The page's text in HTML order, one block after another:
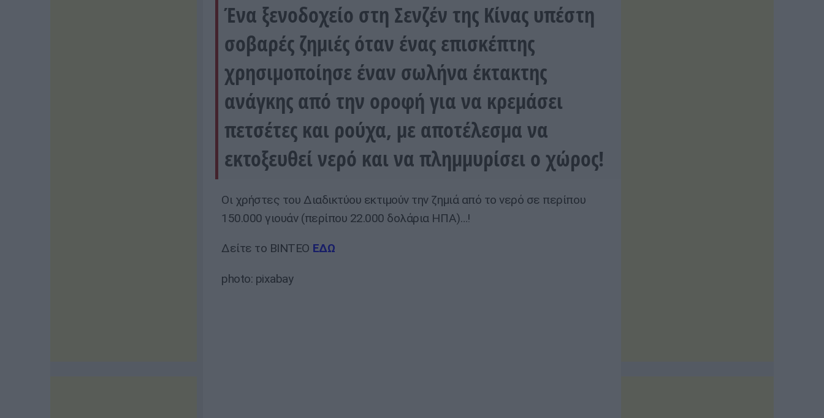
Ένα ξενοδοχείο στη Σενζέν της Κίνας υπέστη
σοβαρές ζημιές όταν ένας επισκέπτης
χρησιμοποίησε έναν σωλήνα έκτακτης
ανάγκης από την οροφή για να κρεμάσει
πετσέτες και ρούχα, με αποτέλεσμα να
εκτοξευθεί νερό και να πλημμυρίσει ο χώρος!
Οι χρήστες του Διαδικτύου εκτιμούν την ζημιά από το νερό σε περίπου
150.000 γιουάν (περίπου 22.000 δολάρια ΗΠΑ)…!
Δείτε το ΒΙΝΤΕΟ ΕΔΩ
photo: pixabay